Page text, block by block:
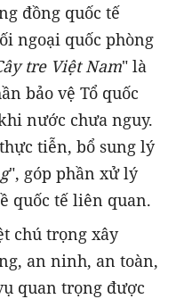
đồng quốc tế
ngoại quốc phòng
tre Việt Nam" là
bảo vệ Tổ quốc
nước chưa nguy.
tiễn, bổ sung lý
", góp phần xử lý
quốc tế liên quan.
chú trọng xây
an ninh, an toàn,
quan trọng được